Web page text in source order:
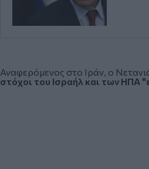
Αναφερόμενος στο Ιράν, ο
στόχοι του Ισραήλ και των ΗΠΑ